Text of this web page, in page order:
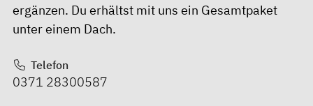
ergänzen. Du erhältst mit uns ein Gesamtpaket
unter einem Dach.
Telefon
0371 28300587